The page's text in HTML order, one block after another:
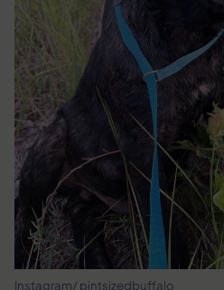
Instagram/ pintsizedbuffalo